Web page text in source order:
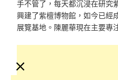
手不管了，每天都沉浸在研究
興建了紫檀博物館，如今已經
展覽基地。陳麗華現在主要專
×